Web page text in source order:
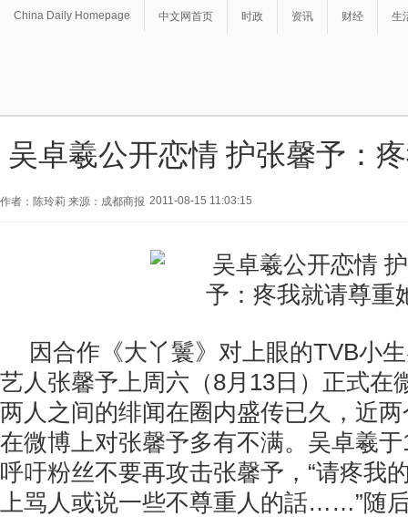
China Daily Homepage 中文网首页 时政 资讯 财经 生
吴卓羲公开恋情 护张馨予：
作者：陈玲莉 来源：成都商报 2011-08-15 11:03:15
因合作《大丫鬟》对上眼的TVB小
艺人张馨予上周六（8月13日）正式在
两人之间的绯闻在圈内盛传已久，近
在微博上对张馨予多有不满。吴卓羲
呼吁粉丝不要再攻击张馨予，“请疼我
上骂人或说一些不尊重人的話……”随